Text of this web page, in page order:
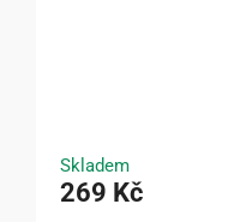
Skladem
269 Kč